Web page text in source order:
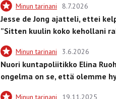
Minun tarinani 8.7.2026
Jesse de Jong ajatteli, ettei
”Sitten kuulin koko kehollani
Minun tarinani 3.6.2026
Nuori kuntapoliitikko Elina
ongelma on se, että olemme
Minun tarinani 19.11.2025